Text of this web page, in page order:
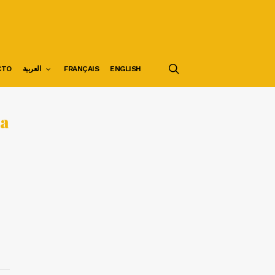
العربية FRANÇAIS ENGLISH